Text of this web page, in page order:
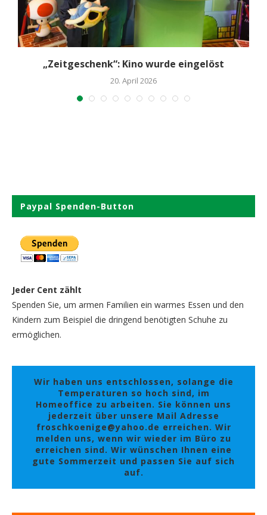
„Zeitgeschenk“: Kino wurde eingelöst
20. April 2026
Paypal Spenden-Button
Jeder Cent zählt
Spenden Sie, um armen Familien ein warmes Essen und den
Kindern zum Beispiel die dringend benötigten Schuhe zu
ermöglichen.
Wir haben uns entschlossen, solange die
Temperaturen so hoch sind, im
Homeoffice zu arbeiten. Sie können uns
jederzeit über unsere Mail Adresse
froschkoenige@yahoo.de erreichen. Wir
melden uns, wenn wir wieder im Büro zu
erreichen sind. Wir wünschen Ihnen eine
gute Sommerzeit und passen Sie auf sich
auf.